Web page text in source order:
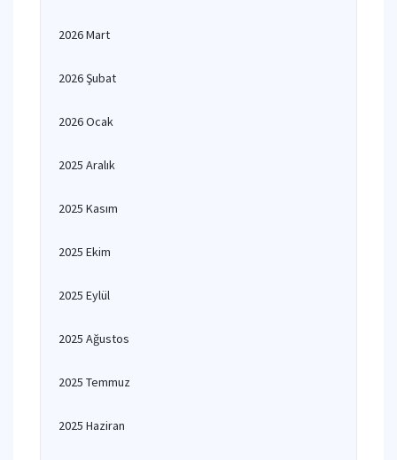
2026 Mart
2026 Şubat
2026 Ocak
2025 Aralık
2025 Kasım
2025 Ekim
2025 Eylül
2025 Ağustos
2025 Temmuz
2025 Haziran